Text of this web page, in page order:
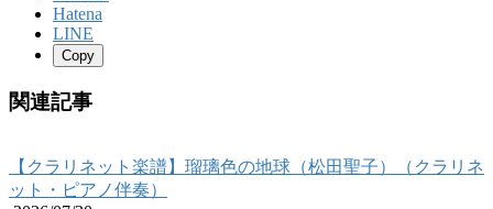
Hatena
LINE
Copy
関連記事
【クラリネット楽譜】瑠璃色の地球（松田聖子）（クラリネ
ット・ピアノ伴奏）